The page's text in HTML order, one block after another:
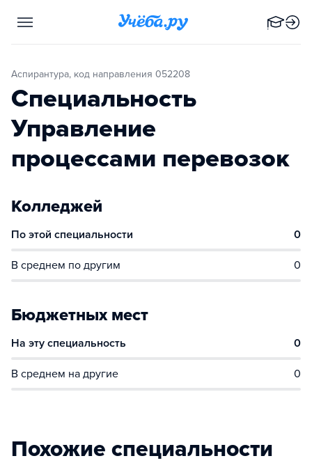
Аспирантура, код направления 052208
Специальность
Управление
процессами перевозок
Колледжей
По этой специальности 0
В среднем по другим 0
Бюджетных мест
На эту специальность 0
В среднем на другие 0
Похожие специальности